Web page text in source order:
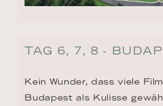
TAG 6, 7, 8 -
Kein Wunder, dass viele
Budapest als Kulisse